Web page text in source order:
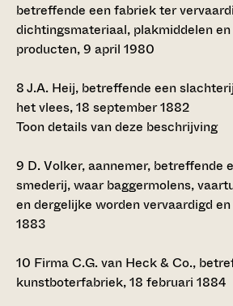
betreffende een fabriek ter
dichtingsmateriaal, plakmiddelen
producten, 9 april 1980
8J.A. Heij, betreffende een
het vlees, 18 september 1882
Toon details van deze beschrijving
9 D. Volker, aannemer, betreffende
smederij, waar baggermolens,
en dergelijke worden vervaardigd
1883
10 Firma C.G. van Heck & Co.,
kunstboterfabriek, 18 februari 1884